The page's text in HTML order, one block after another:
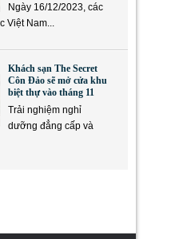
Ngày 16/12/2023, các
Nam...
Khách sạn The Secret
Côn Đảo sẽ mở cửa khu
biệt thự vào tháng 11
Trải nghiệm nghỉ
dưỡng đẳng cấp và